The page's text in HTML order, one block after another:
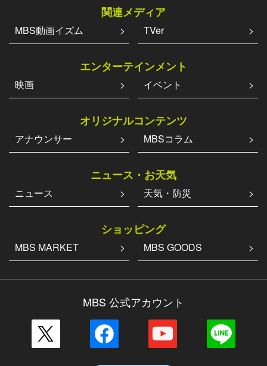
関連メディア
MBS動画イズム TVer
エンターテインメント
映画 イベント
オリジナルコンテンツ
アナウンサー MBSコラム
ニュース・お天気
ニュース 天気・防災
ショッピング
MBS MARKET MBS GOODS
MBS 公式アカウント